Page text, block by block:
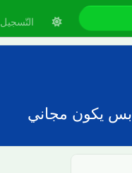
التّسجيل
يكون مجاني